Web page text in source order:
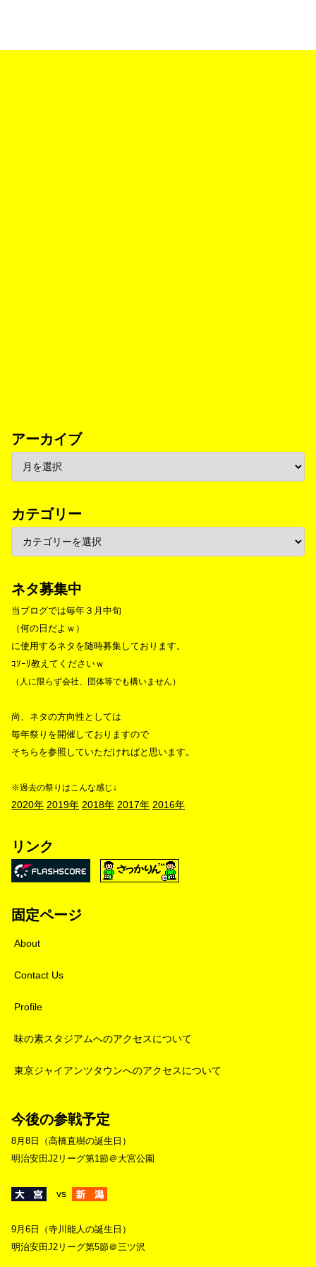
アーカイブ
カテゴリー
ネタ募集中
当ブログでは毎年３月中旬
（何の日だよｗ）
に使用するネタを随時募集しております。
ｺｿｰﾘ教えてくださいｗ
（人に限らず会社、団体等でも構いません）
尚、ネタの方向性としては
毎年祭りを開催しておりますので
そちらを参照していただければと思います。
※過去の祭りはこんな感じ↓
2020年 2019年 2018年 2017年 2016年
リンク
固定ページ
About
Contact Us
Profile
味の素スタジアムへのアクセスについて
東京ジャイアンツタウンへのアクセスについて
今後の参戦予定
8月8日（高橋直樹の誕生日）
明治安田J2リーグ第1節＠大宮公園
vs
9月6日（寺川能人の誕生日）
明治安田J2リーグ第5節＠三ツ沢